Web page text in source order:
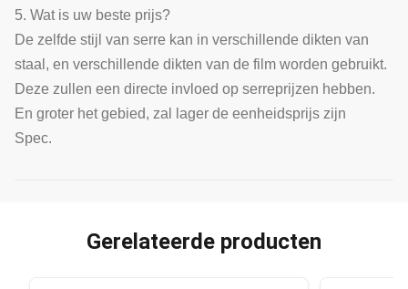
5. Wat is uw beste prijs?
De zelfde stijl van serre kan in verschillende dikten van
staal, en verschillende dikten van de film worden gebruikt.
Deze zullen een directe invloed op serreprijzen hebben.
En groter het gebied, zal lager de eenheidsprijs zijn
Spec.
Gerelateerde producten